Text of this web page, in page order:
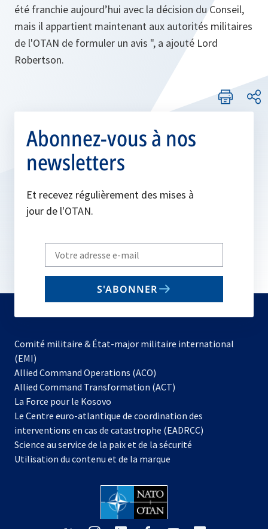
été franchie aujourd’hui avec la décision du Conseil,
mais il appartient maintenant aux autorités militaires
de l'OTAN de formuler un avis ", a ajouté Lord
Robertson.
Abonnez-vous à nos
newsletters
Et recevez régulièrement des mises à
jour de l'OTAN.
Write
your
email
S'ABONNER
Comité militaire & État-major militaire international
(EMI)
Allied Command Operations (ACO)
dans
nouvel
onglet
Allied Command Transformation (ACT)
La Force pour le Kosovo
dans
un
nouvel
onglet
Le Centre euro-atlantique de coordination des
interventions en cas de catastrophe (EADRCC)
Science au service de la paix et de la sécurité
Utilisation du contenu et de la marque